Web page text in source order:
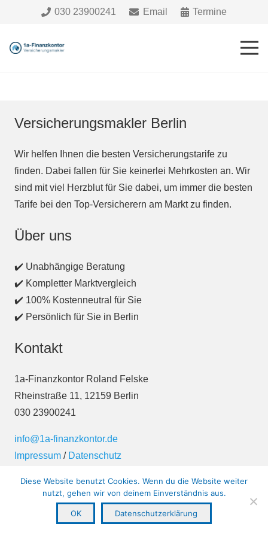
030 23900241 Email Termine
Versicherungsmakler Berlin
Wir helfen Ihnen die besten Versicherungstarife zu
finden. Dabei fallen für Sie keinerlei Mehrkosten an. Wir
sind mit viel Herzblut für Sie dabei, um immer die besten
Tarife bei den Top-Versicherern am Markt zu finden.
Über uns
✔️ Unabhängige Beratung
✔️ Kompletter Marktvergleich
✔️ 100% Kostenneutral für Sie
✔️ Persönlich für Sie in Berlin
Kontakt
1a-Finanzkontor Roland Felske
Rheinstraße 11, 12159 Berlin
030 23900241
info@1a-finanzkontor.de
Impressum / Datenschutz
Diese Website benutzt Cookies. Wenn du die Website weiter
nutzt, gehen wir von deinem Einverständnis aus.
OK Datenschutzerklärung